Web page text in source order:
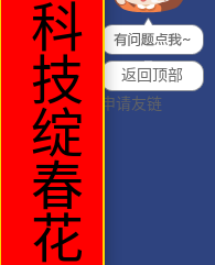
返回顶部
申请友链
指尖科技绽春花